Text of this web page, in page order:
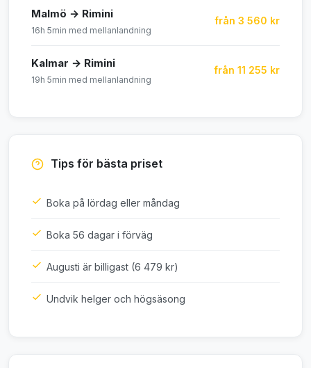
Malmö → Rimini
16h 5min med mellanlandning
från 3 560 kr
Kalmar → Rimini
19h 5min med mellanlandning
från 11 255 kr
Tips för bästa priset
Boka på lördag eller måndag
Boka 56 dagar i förväg
Augusti är billigast (6 479 kr)
Undvik helger och högsäsong